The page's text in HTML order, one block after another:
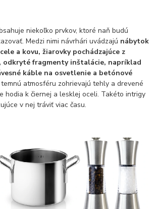
sprchový záves
vodovodná batéria
vaňa retro
voľne stojaca vaňa
tovaru pre firmy bez DPH
Bez DPH
Ako znížiť náklady na firmu
szco nakup bez dph
na firmu bez dph
nákup bez dph v eu ň
niekoľko prvkov, ktoré naň budú
Medzi nimi návrhári uvádzajú nábytok
a kovu, žiarovky pochádzajúce z
odkryté fragmenty inštalácie, napríklad
káble na osvetlenie a betónové
atmosféru zohrievajú tehly a drevené
hodia k čiernej a lesklej oceli. Takéto intrigy
v nej tráviť viac času.